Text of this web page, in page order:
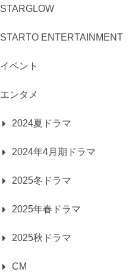
STARGLOW
STARTO ENTERTAINMENT
イベント
エンタメ
2024夏ドラマ
2024年4月期ドラマ
2025冬ドラマ
2025年春ドラマ
2025秋ドラマ
CM